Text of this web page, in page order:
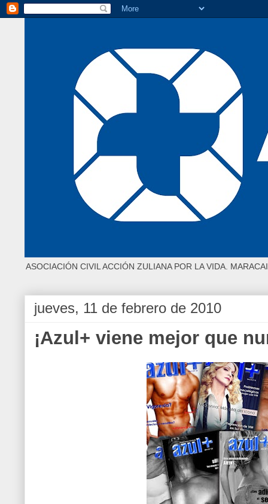
ASOCIACIÓN CIVIL ACCIÓN ZULIANA POR LA VIDA.
jueves, 11 de febrero de 2010
¡Azul+ viene mejor que